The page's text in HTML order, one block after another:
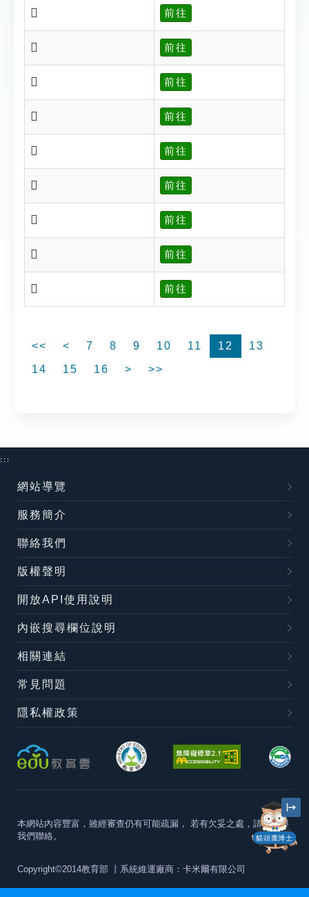
𣢅 前往
𣢆 前往
𣢇 前往
𣢃 前往
𣢉 前往
𣢊 前往
𣢋 前往
𣢌 前往
𣢍 前往
<< < 7 8 9 10 11 12
13
14
15 16 > >>
貓頭鷹博士
:::
網站導覽
服務簡介
聯絡我們
版權聲明
開放API使用說明
內嵌搜尋欄位說明
相關連結
常見問題
隱私權政策
本網站內容豐富，雖經審查仍有可能疏漏， 若有欠妥之處，請隨時與
我們聯絡。
Copyright©2014教育部 丨系統維運廠商：卡米爾有限公司